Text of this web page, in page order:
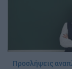
Προσλήψεις